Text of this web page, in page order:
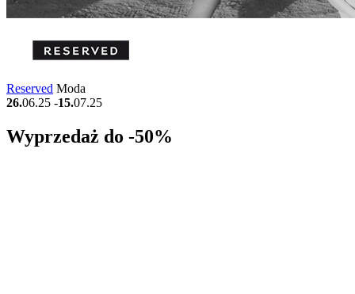
Reserved Moda
26.06.25 -15.07.25
Wyprzedaż do -50%